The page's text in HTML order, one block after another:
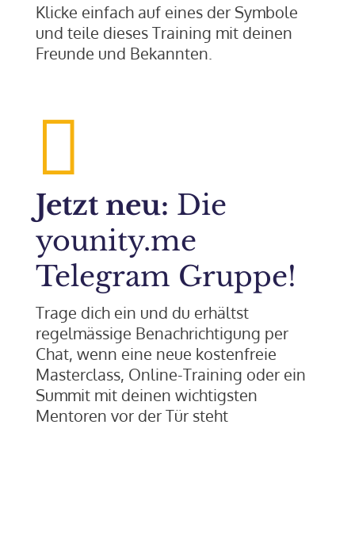
Klicke einfach auf eines der Symbole
und teile dieses Training mit deinen
Freunde und Bekannten.

Jetzt neu: Die
younity.me
Telegram Gruppe!
Trage dich ein und du erhältst
regelmässige Benachrichtigung per
Chat, wenn eine neue kostenfreie
Masterclass, Online-Training oder ein
Summit mit deinen wichtigsten
Mentoren vor der Tür steht